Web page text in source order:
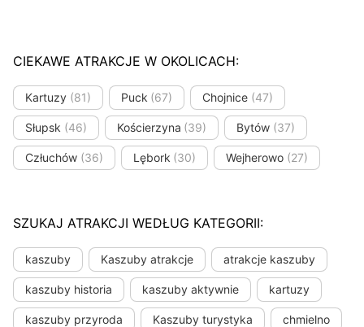
CIEKAWE ATRAKCJE W OKOLICACH:
Kartuzy (81) Puck (67) Chojnice (47)
Słupsk (46) Kościerzyna (39) Bytów (37)
Człuchów (36) Lębork (30) Wejherowo (27)
SZUKAJ ATRAKCJI WEDŁUG KATEGORII:
kaszuby Kaszuby atrakcje atrakcje kaszuby
kaszuby historia kaszuby aktywnie kartuzy
kaszuby przyroda Kaszuby turystyka chmielno